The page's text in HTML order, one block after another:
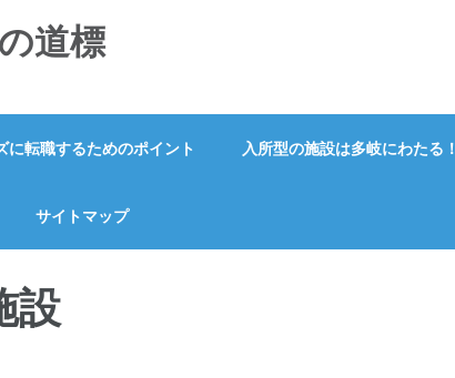
道標
に転職するためのポイント 入所型の施設は多岐にわたる！
サイトマップ
設